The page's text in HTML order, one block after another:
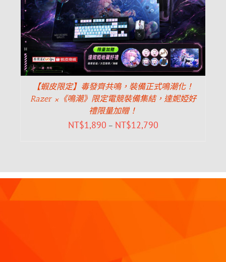
【蝦皮限定】毒發齊共鳴，裝備正式鳴潮化！
Razer ×《鳴潮》限定電競裝備集結，達妮婭好
禮限量加贈！
NT$1,890 – NT$12,790